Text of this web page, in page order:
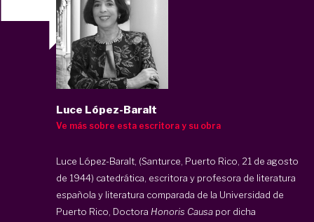
Luce López-Baralt
Ve más sobre esta escritora y su obra
Luce López-Baralt, (Santurce, Puerto Rico, 21 de agosto
de 1944) catedrática, escritora y profesora de literatura
española y literatura comparada de la Universidad de
Puerto Rico, Doctora Honoris Causa por dicha